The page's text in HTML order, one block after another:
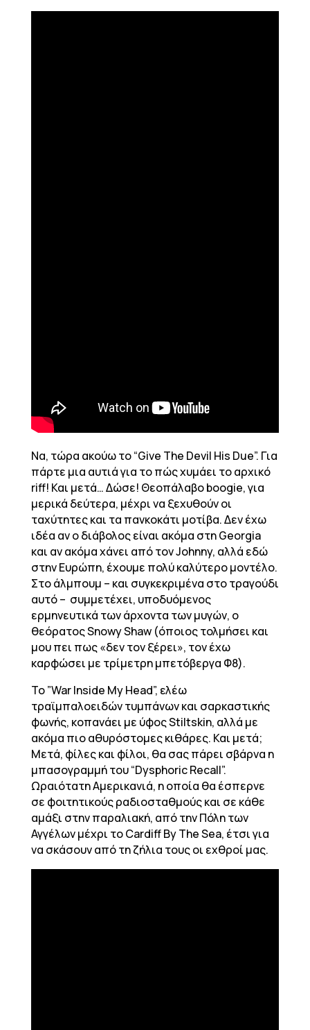
Να, τώρα ακούω το “Give The Devil His Due”. Για
πάρτε μια αυτιά για το πώς χυμάει το αρχικό
riff! Και μετά… Δώσε! Θεοπάλαβο boogie, για
μερικά δεύτερα, μέχρι να ξεχυθούν οι
ταχύτητες και τα πανκοκάτι μοτίβα. Δεν έχω
ιδέα αν ο διάβολος είναι ακόμα στη Georgia
και αν ακόμα χάνει από τον Johnny, αλλά εδώ
στην Ευρώπη, έχουμε πολύ καλύτερο μοντέλο.
Στο άλμπουμ – και συγκεκριμένα στο τραγούδι
αυτό – συμμετέχει, υποδυόμενος
ερμηνευτικά των άρχοντα των μυγών, ο
θεόρατος Snowy Shaw (όποιος τολμήσει και
μου πει πως «δεν τον ξέρει», τον έχω
καρφώσει με τρίμετρη μπετόβεργα Φ8).
Το ”War Inside My Head”, ελέω
τραϊμπαλοειδών τυμπάνων και σαρκαστικής
φωνής, κοπανάει με ύφος Stiltskin, αλλά με
ακόμα πιο αθυρόστομες κιθάρες. Και μετά;
Μετά, φίλες και φίλοι, θα σας πάρει σβάρνα η
μπασογραμμή του “Dysphoric Recall”.
Ωραιότατη Αμερικανιά, η οποία θα έσπερνε
σε φοιτητικούς ραδιοσταθμούς και σε κάθε
αμάξι στην παραλιακή, από την Πόλη των
Αγγέλων μέχρι το Cardiff By The Sea, έτσι για
να σκάσουν από τη ζήλια τους οι εχθροί μας.